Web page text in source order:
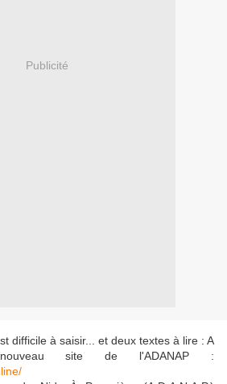
Publicité
difficile à saisir... et deux textes à lire : A
site de l'ADANAP :